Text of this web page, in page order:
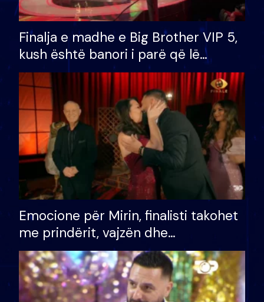
Finalja e madhe e Big Brother VIP 5,
kush është banori i parë që lë
shtëpinë dhe humb mundësinë për
të fituar çmimin e madh
Emocione për Mirin, finalisti takohet
me prindërit, vajzën dhe
bashkëshorten: S’kemi ndonjë letër
divorci apo jo?